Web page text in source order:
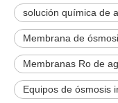
solución química de
Membrana de
Membranas Ro de
Equipos de ósmosis